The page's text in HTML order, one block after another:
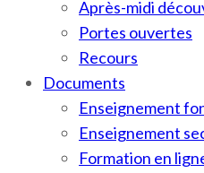
Après-midi
Portes ouvertes
Recours
Documents
Enseignement
Enseignement
Formation en